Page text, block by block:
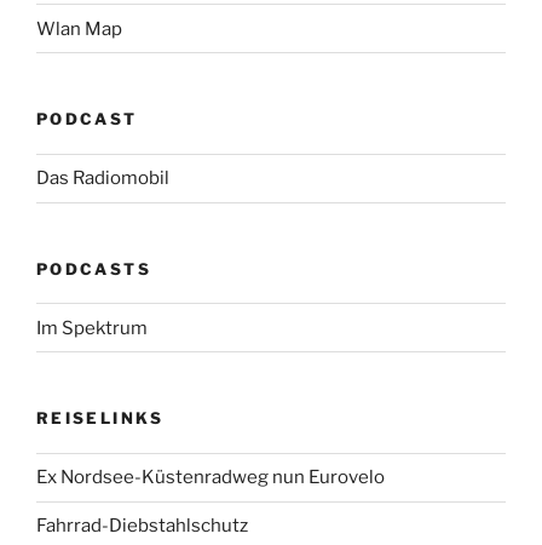
Wlan Map
PODCAST
Das Radiomobil
PODCASTS
Im Spektrum
REISELINKS
Ex Nordsee-Küstenradweg nun Eurovelo
Fahrrad-Diebstahlschutz